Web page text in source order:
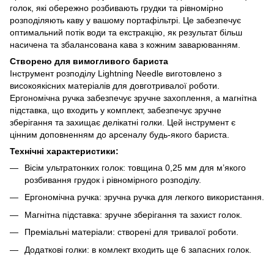
голок, які обережно розбивають грудки та рівномірно
розподіляють каву у вашому портафільтрі. Це забезпечує
оптимальний потік води та екстракцію, як результат більш
насичена та збалансована кава з кожним заварюванням.
Створено для вимогливого бариста
Інструмент розподілу Lightning Needle виготовлено з
високоякісних матеріалів для довготривалої роботи.
Ергономічна ручка забезпечує зручне захоплення, а магнітна
підставка, що входить у комплект, забезпечує зручне
зберігання та захищає делікатні голки. Цей інструмент є
цінним доповненням до арсеналу будь-якого бариста.
Технічні характеристики:
Вісім ультратонких голок: товщина 0,25 мм для м’якого
розбивання грудок і рівномірного розподілу.
Ергономічна ручка: зручна ручка для легкого використання.
Магнітна підставка: зручне зберігання та захист голок.
Преміальні матеріали: створені для тривалої роботи.
Додаткові голки: в комлект входить ще 6 запасних голок.